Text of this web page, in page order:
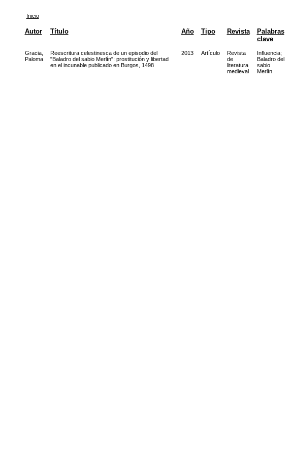
Inicio
Autor Título Año Tipo Revista
Palabras
clave
Gracia,
Paloma
Reescritura celestinesca de un episodio del
"Baladro del sabio Merlín": prostitución y libertad
en el incunable publicado en Burgos, 1498
2013 Artículo
Revista
de
literatura
medieval
Influencia;
Baladro del
sabio
Merlín